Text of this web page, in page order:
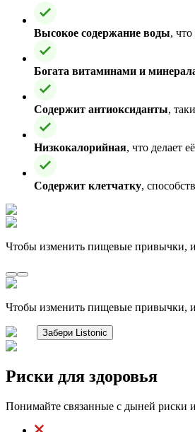
Высокое содержание воды,
Богата витаминами и
Содержит антиоксиданты,
Низкокалорийная, что делает
Содержит клетчатку,
Чтобы изменить пищевые привычки,
Чтобы изменить пищевые привычки,
Забери Listonic
Риски для здоровья
Понимайте связанные с дыней риски